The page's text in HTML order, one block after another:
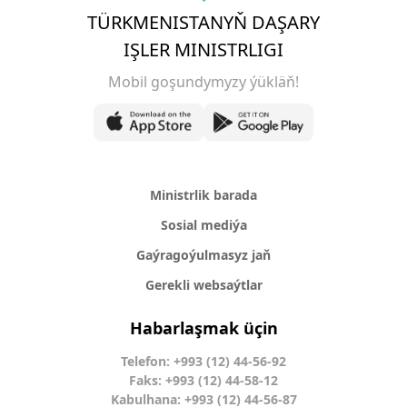
TÜRKMENISTANYŇ DAŞARY
IŞLER MINISTRLIGI
Mobil goşundymyzy ýükläň!
Ministrlik barada
Sosial mediýa
Gaýragoýulmasyz jaň
Gerekli websaýtlar
Habarlaşmak üçin
Telefon: +993 (12) 44-56-92
Faks: +993 (12) 44-58-12
Kabulhana: +993 (12) 44-56-87